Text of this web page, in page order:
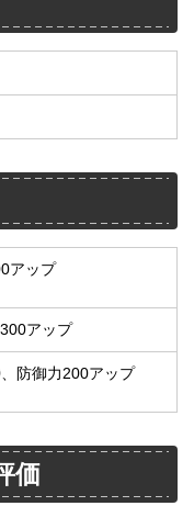
アップ
アップ
防御力200アップ
価